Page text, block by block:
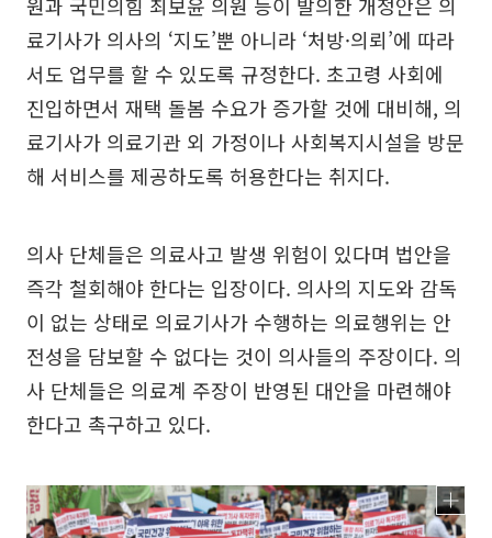
원과 국민의힘 최보윤 의원 등이 발의한 개정안은 의
료기사가 의사의 ‘지도’뿐 아니라 ‘처방·의뢰’에 따라
서도 업무를 할 수 있도록 규정한다. 초고령 사회에
진입하면서 재택 돌봄 수요가 증가할 것에 대비해, 의
료기사가 의료기관 외 가정이나 사회복지시설을 방문
해 서비스를 제공하도록 허용한다는 취지다.
의사 단체들은 의료사고 발생 위험이 있다며 법안을
즉각 철회해야 한다는 입장이다. 의사의 지도와 감독
이 없는 상태로 의료기사가 수행하는 의료행위는 안
전성을 담보할 수 없다는 것이 의사들의 주장이다. 의
사 단체들은 의료계 주장이 반영된 대안을 마련해야
한다고 촉구하고 있다.